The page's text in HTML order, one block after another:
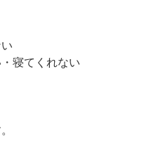
寝てくれない